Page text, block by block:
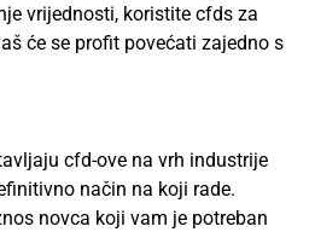
vrijednosti, koristite cfds za
će se profit povećati zajedno s
cfd-ove na vrh industrije
način na koji rade.
novca koji vam je potreban